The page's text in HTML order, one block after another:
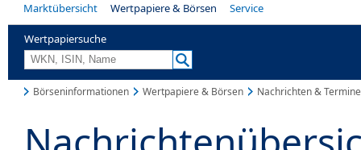
Marktübersicht Wertpapiere & Börsen Service
Wertpapiersuche
Börseninformationen Wertpapiere & Börsen Nachrichten & Termine